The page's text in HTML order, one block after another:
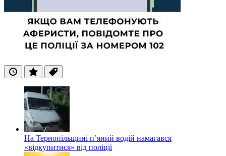
ОстанніПопулярні
Теги
На Тернопільщині п’яний водій намагався
«відкупитися» від поліції